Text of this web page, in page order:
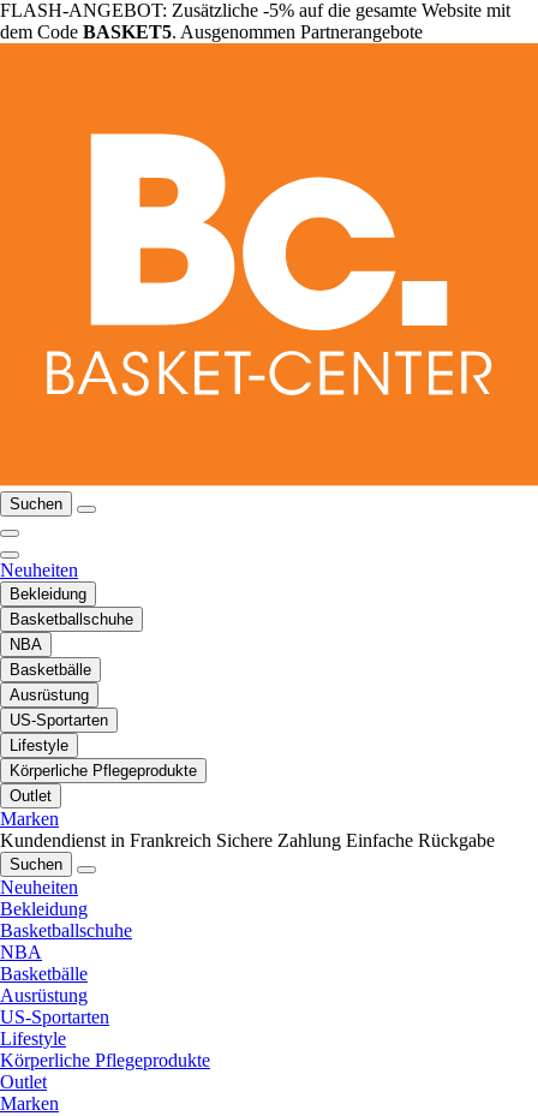
FLASH-ANGEBOT: Zusätzliche -5% auf die gesamte Website mit
dem Code BASKET5. Ausgenommen Partnerangebote
Suchen
Neuheiten
Bekleidung
Basketballschuhe
NBA
Basketbälle
Ausrüstung
US-Sportarten
Lifestyle
Körperliche Pflegeprodukte
Outlet
Marken
Kundendienst in Frankreich Sichere Zahlung Einfache Rückgabe
Suchen
Neuheiten
Bekleidung
Basketballschuhe
NBA
Basketbälle
Ausrüstung
US-Sportarten
Lifestyle
Körperliche Pflegeprodukte
Outlet
Marken